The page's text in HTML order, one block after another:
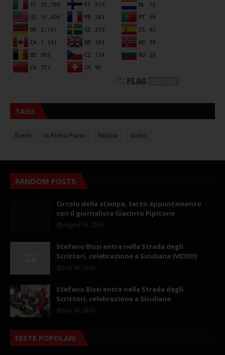
TAGS
Eventi In Primo Piano Notizie Video
RANDOM POSTS
Circolo della stampa, terzo appuntamento
con il giornalista Giacinto Pipitone
August 04, 2026
Stefano Bissi entra nella Strada degli
Scrittori, celebrazione a Siculiana (VIDEO)
July 30, 2026
Stefano Bissi entra nella Strada degli
Scrittori, celebrazione a Siculiana
July 30, 2026
FESTE POPOLARI